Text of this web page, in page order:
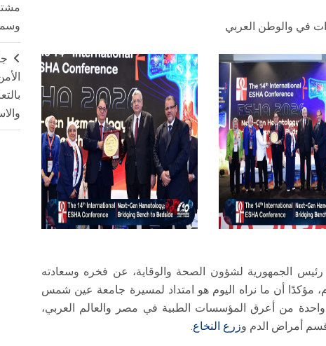
في والوطن العربي
الجمهورية لشؤون الصحة والوقاية، عن فخره وسعادته
مؤكدًا أن ما نراه اليوم هو امتداد لمسيرة جامعة عين شمس
واحدة من أعرق المؤسسات الطبية في مصر والعالم العربي،
أمراض الدم وزرع النخاع.